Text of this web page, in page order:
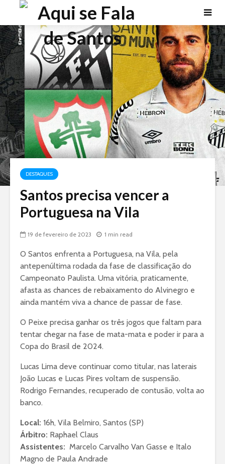
DESTAQUES
Santos precisa vencer a
Portuguesa na Vila
19 de fevereiro de 2023 1 min read
O Santos enfrenta a Portuguesa, na Vila, pela
antepenúltima rodada da fase de classificação do
Campeonato Paulista. Uma vitória, praticamente,
afasta as chances de rebaixamento do Alvinegro e
ainda mantém viva a chance de passar de fase.
O Peixe precisa ganhar os três jogos que faltam para
tentar chegar na fase de mata-mata e poder ir para a
Copa do Brasil de 2024.
Lucas Lima deve continuar como titular, nas laterais
João Lucas e Lucas Pires voltam de suspensão.
Rodrigo Fernandes, recuperado de contusão, volta ao
banco.
Local: 16h, Vila Belmiro, Santos (SP)
Árbitro: Raphael Claus
Assistentes: Marcelo Carvalho Van Gasse e Italo
Magno de Paula Andrade